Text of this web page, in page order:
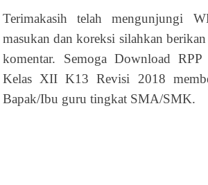
Terimakasih telah mengunjungi
masukan dan koreksi silahkan
komentar. Semoga Download RPP
Kelas XII K13 Revisi 2018
Bapak/Ibu guru tingkat SMA/SMK.